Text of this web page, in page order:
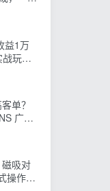
益1万
玩法
单？
广
吸对
操作复